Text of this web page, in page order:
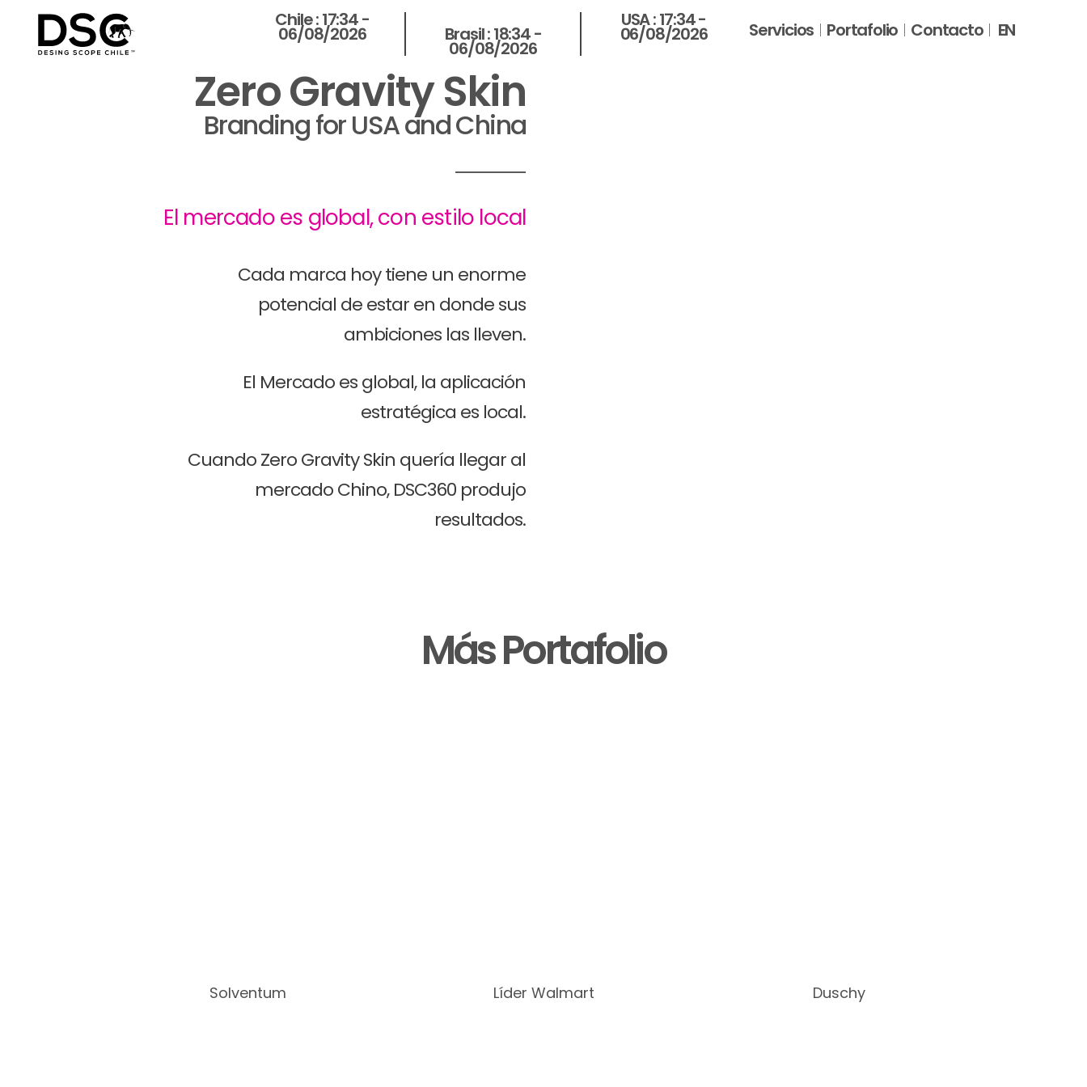
Chile :17:34 -
06/08/2026 Brasil :18:34 -
06/08/2026
USA :17:34 -
06/08/2026 Servicios Portafolio Contacto EN
Zero Gravity Skin
Branding for USA and China
El mercado es global, con estilo local
Cada marca hoy tiene un enorme
potencial de estar en donde sus
ambiciones las lleven.
El Mercado es global, la aplicación
estratégica es local.
Cuando Zero Gravity Skin quería llegar al
mercado Chino, DSC360 produjo
resultados.
Más Portafolio
Solventum Líder Walmart Duschy